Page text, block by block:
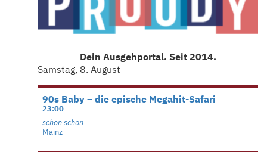
Dein Ausgehportal. Seit 2014.
Samstag, 8. August
90s Baby – die epische Megahit-Safari
23:00
schon schön
Mainz